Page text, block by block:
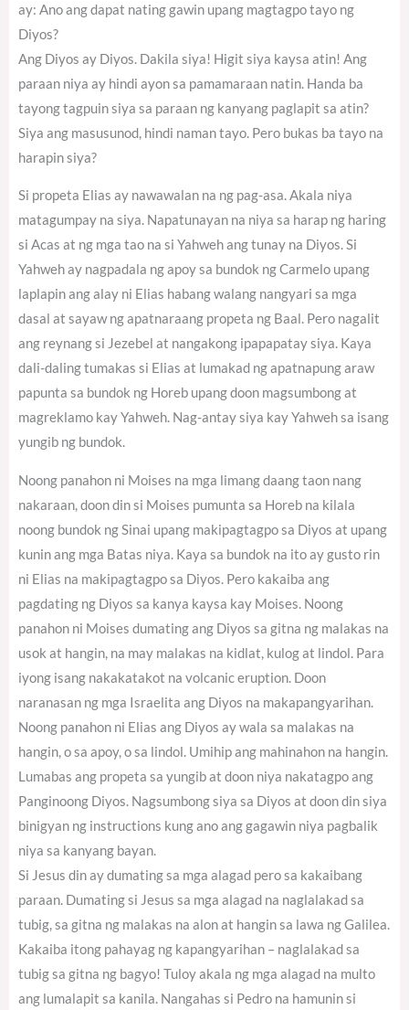
ay: Ano ang dapat nating gawin upang magtagpo tayo ng
Diyos?
Ang Diyos ay Diyos. Dakila siya! Higit siya kaysa atin! Ang
paraan niya ay hindi ayon sa pamamaraan natin. Handa ba
tayong tagpuin siya sa paraan ng kanyang paglapit sa atin?
Siya ang masusunod, hindi naman tayo. Pero bukas ba tayo na
harapin siya?
Si propeta Elias ay nawawalan na ng pag-asa. Akala niya
matagumpay na siya. Napatunayan na niya sa harap ng haring
si Acas at ng mga tao na si Yahweh ang tunay na Diyos. Si
Yahweh ay nagpadala ng apoy sa bundok ng Carmelo upang
laplapin ang alay ni Elias habang walang nangyari sa mga
dasal at sayaw ng apatnaraang propeta ng Baal. Pero nagalit
ang reynang si Jezebel at nangakong ipapapatay siya. Kaya
dali-daling tumakas si Elias at lumakad ng apatnapung araw
papunta sa bundok ng Horeb upang doon magsumbong at
magreklamo kay Yahweh. Nag-antay siya kay Yahweh sa isang
yungib ng bundok.
Noong panahon ni Moises na mga limang daang taon nang
nakaraan, doon din si Moises pumunta sa Horeb na kilala
noong bundok ng Sinai upang makipagtagpo sa Diyos at upang
kunin ang mga Batas niya. Kaya sa bundok na ito ay gusto rin
ni Elias na makipagtagpo sa Diyos. Pero kakaiba ang
pagdating ng Diyos sa kanya kaysa kay Moises. Noong
panahon ni Moises dumating ang Diyos sa gitna ng malakas na
usok at hangin, na may malakas na kidlat, kulog at lindol. Para
iyong isang nakakatakot na volcanic eruption. Doon
naranasan ng mga Israelita ang Diyos na makapangyarihan.
Noong panahon ni Elias ang Diyos ay wala sa malakas na
hangin, o sa apoy, o sa lindol. Umihip ang mahinahon na hangin.
Lumabas ang propeta sa yungib at doon niya nakatagpo ang
Panginoong Diyos. Nagsumbong siya sa Diyos at doon din siya
binigyan ng instructions kung ano ang gagawin niya pagbalik
niya sa kanyang bayan.
Si Jesus din ay dumating sa mga alagad pero sa kakaibang
paraan. Dumating si Jesus sa mga alagad na naglalakad sa
tubig, sa gitna ng malakas na alon at hangin sa lawa ng Galilea.
Kakaiba itong pahayag ng kapangyarihan – naglalakad sa
tubig sa gitna ng bagyo! Tuloy akala ng mga alagad na multo
ang lumalapit sa kanila. Nangahas si Pedro na hamunin si